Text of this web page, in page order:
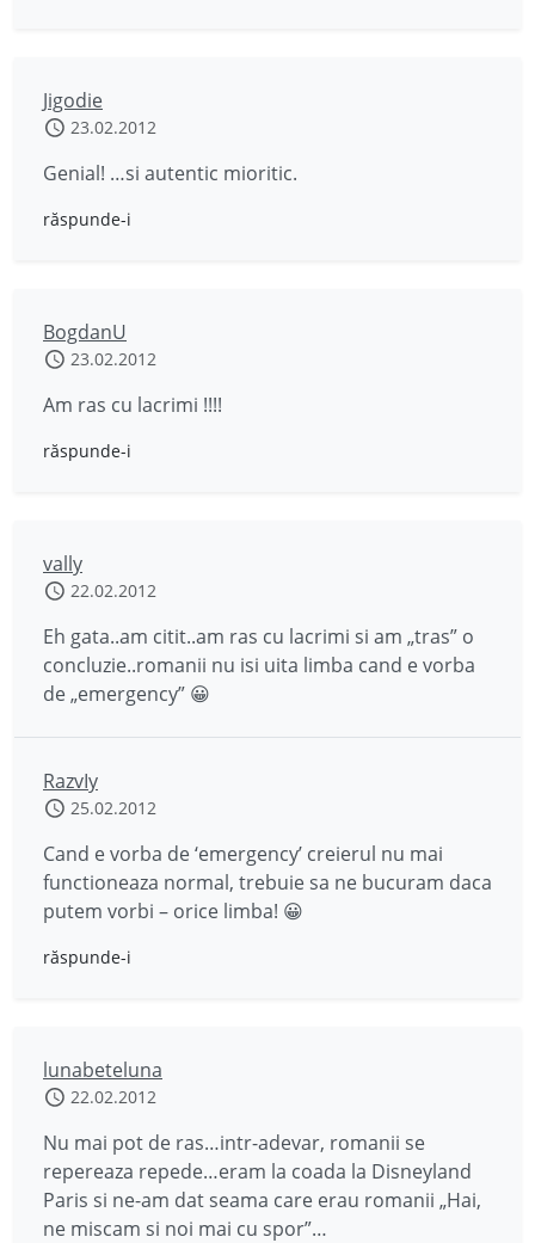
Jigodie
23.02.2012
Genial! …si autentic mioritic.
răspunde-i
BogdanU
23.02.2012
Am ras cu lacrimi !!!!
răspunde-i
vally
22.02.2012
Eh gata..am citit..am ras cu lacrimi si am „tras” o
concluzie..romanii nu isi uita limba cand e vorba
de „emergency” 😀
RazvIy
25.02.2012
Cand e vorba de ‘emergency’ creierul nu mai
functioneaza normal, trebuie sa ne bucuram daca
putem vorbi – orice limba! 😀
răspunde-i
lunabeteluna
22.02.2012
Nu mai pot de ras…intr-adevar, romanii se
repereaza repede…eram la coada la Disneyland
Paris si ne-am dat seama care erau romanii „Hai,
ne miscam si noi mai cu spor”…